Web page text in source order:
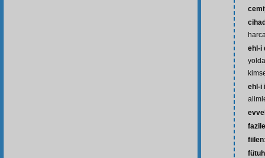
ehl-i
ehl-i
fiilen